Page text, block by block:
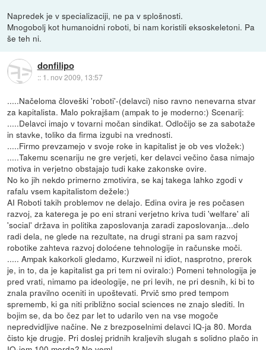
Napredek je v specializaciji, ne pa v splošnosti.
Mnogobolj kot humanoidni roboti, bi nam koristili eksoskeletoni. Pa
še teh ni.
donfilipo
:: 1. nov 2009, 13:57
.....Načeloma človeški 'roboti'-(delavci) niso ravno nenevarna stvar
za kapitalista. Malo pokrajšam (ampak to je moderno:) Scenarij:
.....Delavci imajo v tovarni močan sindikat. Odločijo se za sabotaže
in stavke, toliko da firma izgubi na vrednosti.
.....Firmo prevzamejo v svoje roke in kapitalist je ob ves vložek:)
.....Takemu scenariju ne gre verjeti, ker delavci večino časa nimajo
motiva in verjetno obstajajo tudi kake zakonske ovire.
No ko jih nekdo primerno zmotivira, se kaj takega lahko zgodi v
rafalu vsem kapitalistom dežele:)
AI Roboti takih problemov ne delajo. Edina ovira je res počasen
razvoj, za katerega je po eni strani verjetno kriva tudi 'welfare' ali
'social' država in politika zaposlovanja zaradi zaposlovanja...delo
radi dela, ne glede na rezultate, na drugi strani pa sam razvoj
robotike zahteva razvoj doloćene tehnologije in računske moči.
..... Ampak kakorkoli gledamo, Kurzweil ni idiot, nasprotno, prerok
je, in to, da je kapitalist ga pri tem ni oviralo:) Pomeni tehnologija je
pred vrati, nimamo pa ideologije, ne pri levih, ne pri desnih, ki bi to
znala pravilno oceniti in upoštevati. Prvič smo pred tempom
sprememb, ki ga niti približno social sciences ne znajo slediti. In
bojim se, da bo čez par let to udarilo ven na vse mogoče
nepredvidljive načine. Ne z brezposelnimi delavci IQ-ja 80. Morda
čisto kje drugje. Pri doslej pridnih kraljevih slugah s solidno plačo in